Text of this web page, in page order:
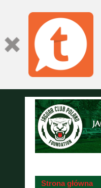
Strona główna